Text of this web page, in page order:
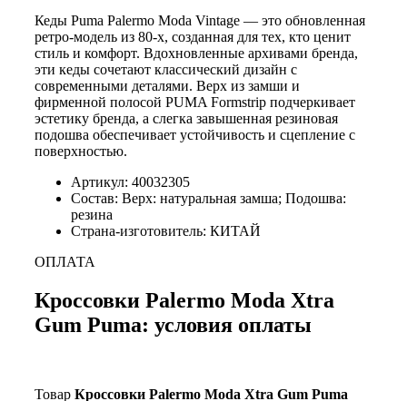
Кеды Puma Palermo Moda Vintage — это обновленная
ретро-модель из 80-х, созданная для тех, кто ценит
стиль и комфорт. Вдохновленные архивами бренда,
эти кеды сочетают классический дизайн с
современными деталями. Верх из замши и
фирменной полосой PUMA Formstrip подчеркивает
эстетику бренда, а слегка завышенная резиновая
подошва обеспечивает устойчивость и сцепление с
поверхностью.
Артикул: 40032305
Состав: Верх: натуральная замша; Подошва:
резина
Страна-изготовитель: КИТАЙ
ОПЛАТА
Кроссовки Palermo Moda Xtra
Gum Puma: условия оплаты
Товар Кроссовки Palermo Moda Xtra Gum Puma